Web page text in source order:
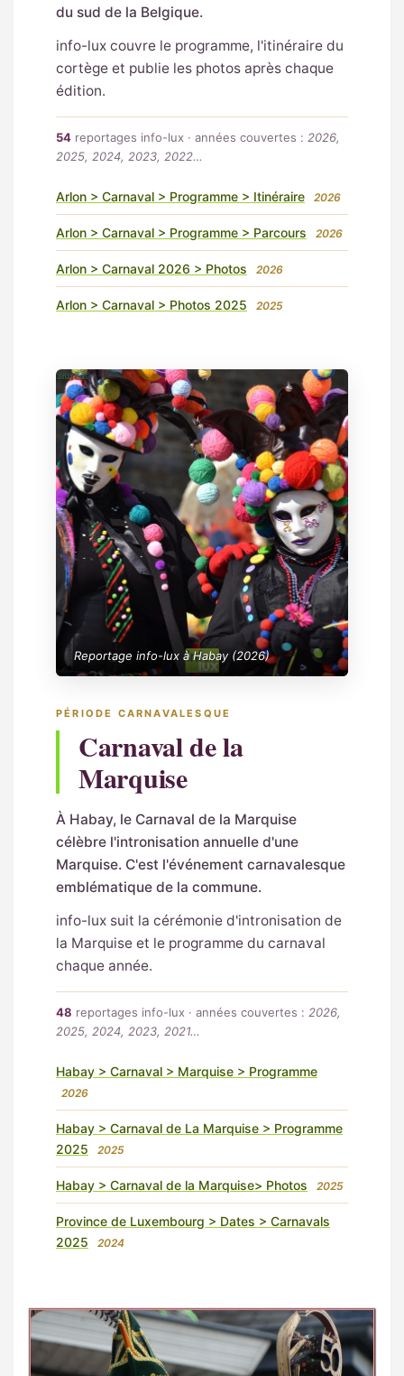
du sud de la Belgique.
info-lux couvre le programme, l'itinéraire du
cortège et publie les photos après chaque
édition.
54 reportages info-lux · années couvertes : 2026,
2025, 2024, 2023, 2022…
Arlon > Carnaval > Programme > Itinéraire 2026
Arlon > Carnaval > Programme > Parcours 2026
Arlon > Carnaval 2026 > Photos 2026
Arlon > Carnaval > Photos 2025 2025
PÉRIODE CARNAVALESQUE
Carnaval de la
Marquise
À Habay, le Carnaval de la Marquise
célèbre l'intronisation annuelle d'une
Marquise. C'est l'événement carnavalesque
emblématique de la commune.
info-lux suit la cérémonie d'intronisation de
la Marquise et le programme du carnaval
chaque année.
48 reportages info-lux · années couvertes : 2026,
2025, 2024, 2023, 2021…
Habay > Carnaval > Marquise > Programme
2026
Habay > Carnaval de La Marquise > Programme
2025
2025
Habay > Carnaval de la Marquise> Photos 2025
Province de Luxembourg > Dates > Carnavals
2025
2024
Reportage info-lux à Habay (2026)